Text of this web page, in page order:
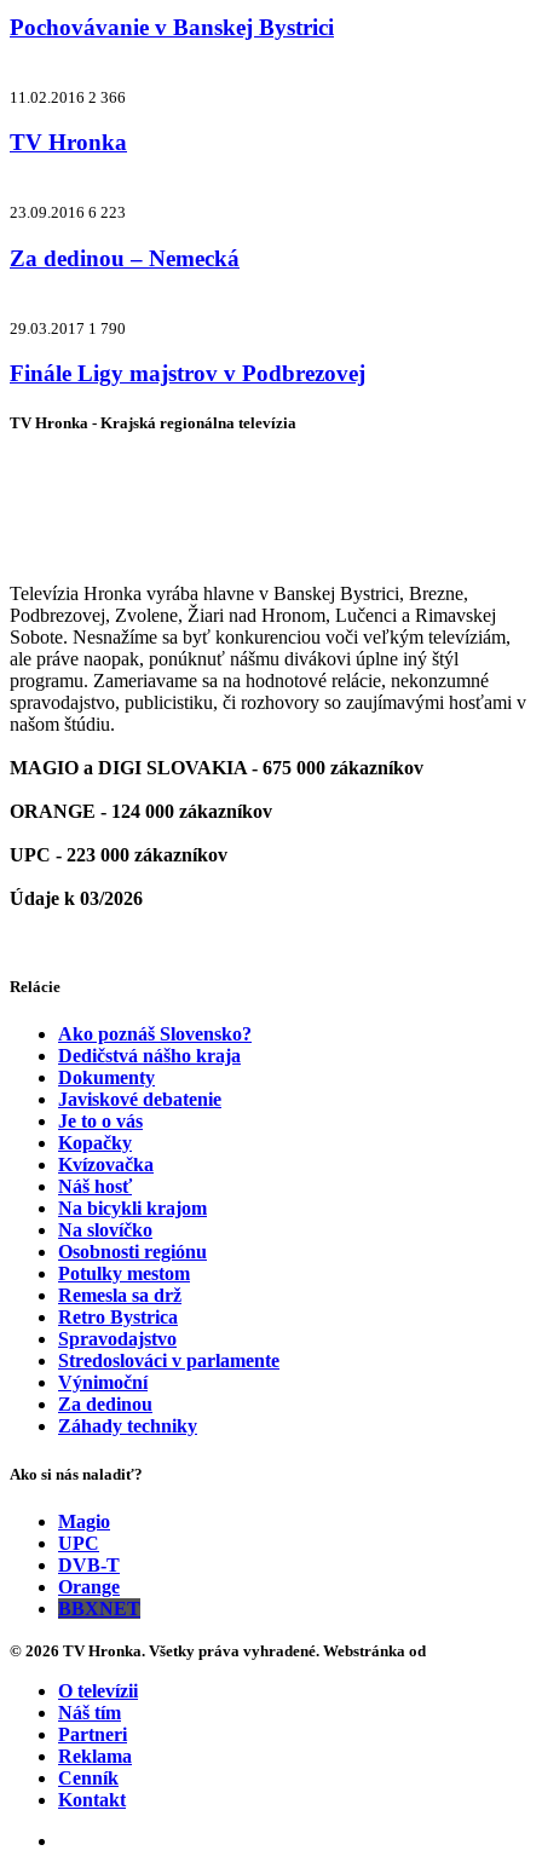
Pochovávanie v Banskej Bystrici
11.02.2016 2 366
TV Hronka
23.09.2016 6 223
Za dedinou – Nemecká
29.03.2017 1 790
Finále Ligy majstrov v Podbrezovej
TV Hronka - Krajská regionálna televízia
Televízia Hronka vyrába hlavne v Banskej Bystrici, Brezne,
Podbrezovej, Zvolene, Žiari nad Hronom, Lučenci a Rimavskej
Sobote. Nesnažíme sa byť konkurenciou voči veľkým televíziám,
ale práve naopak, ponúknuť nášmu divákovi úplne iný štýl
programu. Zameriavame sa na hodnotové relácie, nekonzumné
spravodajstvo, publicistiku, či rozhovory so zaujímavými hosťami v
našom štúdiu.
MAGIO a DIGI SLOVAKIA - 675 000 zákazníkov
ORANGE - 124 000 zákazníkov
UPC - 223 000 zákazníkov
Údaje k 03/2026
Relácie
Ako poznáš Slovensko?
Dedičstvá nášho kraja
Dokumenty
Javiskové debatenie
Je to o vás
Kopačky
Kvízovačka
Náš hosť
Na bicykli krajom
Na slovíčko
Osobnosti regiónu
Potulky mestom
Remesla sa drž
Retro Bystrica
Spravodajstvo
Stredoslováci v parlamente
Výnimoční
Za dedinou
Záhady techniky
Ako si nás naladiť?
Magio
UPC
DVB-T
Orange
BBXNET
© 2026 TV Hronka. Všetky práva vyhradené. Webstránka od
O televízii
Náš tím
Partneri
Reklama
Cenník
Kontakt